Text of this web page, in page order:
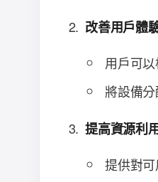
改善用戶體
用戶可
將設備
提高資源利
提供對